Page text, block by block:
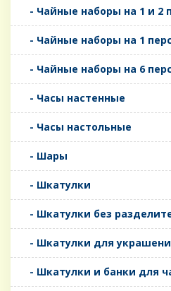
- Чайные наборы на 1 и 2
- Чайные наборы на 1
- Чайные наборы на 6
- Часы настенные
- Часы настольные
- Шары
- Шкатулки
- Шкатулки без
- Шкатулки для
- Шкатулки и банки для